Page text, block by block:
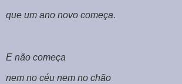
que um ano novo começa.
E não começa
nem no céu nem no chão